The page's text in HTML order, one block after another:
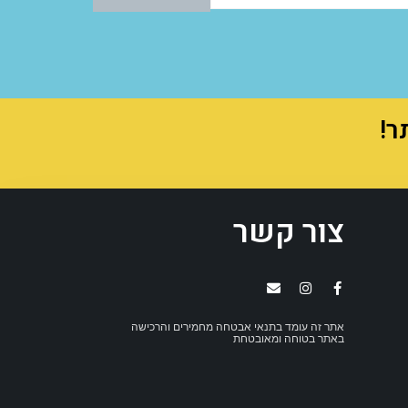
צור קשר
אתר זה עומד בתנאי אבטחה מחמירים והרכישה
באתר בטוחה ומאובטחת